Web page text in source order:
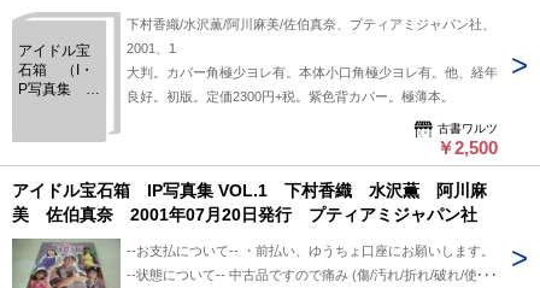
アイドル宝
石箱 （I・
P写真集
下村香織/水沢薫/阿川麻美/佐伯真奈、プティアミジャパン社、
2001、1
大判。カバー角極少ヨレ有。本体小口角極少ヨレ有。他、経年
良好。初版。定価2300円+税。紫色背カバー。極薄本。
古書ワルツ
￥2,500
アイドル宝石箱 IP写真集 VOL.1 下村香織 水沢薫 阿川麻
美 佐伯真奈 2001年07月20日発行 プティアミジャパン社
--お支払について-- ・前払い、ゆうちょ口座にお願いします。
--状態について-- 中古品ですので痛み (傷/汚れ/折れ/破れ/使用